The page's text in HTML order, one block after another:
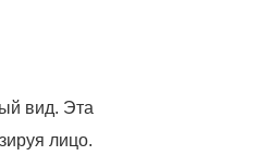
вид. Эта
лицо.